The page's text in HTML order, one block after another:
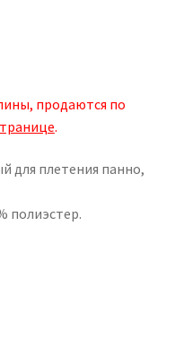
продаются по
.
для плетения панно,
полиэстер.